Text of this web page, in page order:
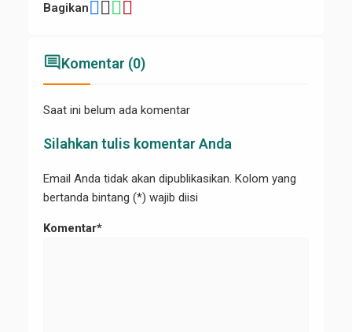
Bagikan
commentKomentar (0)
Saat ini belum ada komentar
Silahkan tulis komentar Anda
Email Anda tidak akan dipublikasikan. Kolom yang
bertanda bintang (*) wajib diisi
Komentar*